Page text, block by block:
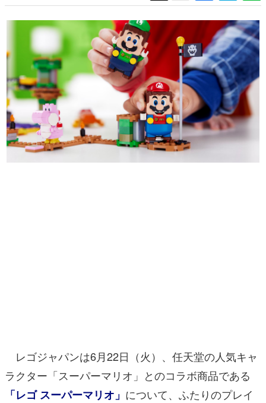
ゲームに多大な影響を受けた作家さんに取材し、ゲームが
日本のコンテンツ産業やカルチャーに与えた影響を探る企
画です。
日本モバイルゲーム産業史
日本のモバイルゲーム史における主要なトピック・タイト
ルを網羅するほか、開発者へのインタビューや識者による
解説を掲載。約20年の歴史が一望できる決定版！
若ゲのいたり〜ゲームクリエイターの青春〜
『うつヌケ』『ペンと箸』等で知られるマンガ家・田中圭
一先生によるゲーム業界レポートマンガです。
アプリレビュー
その他
レゴジャパンは6月22日（火）、任天堂の人気キャ
ラクター「スーパーマリオ」とのコラボ商品である
「レゴ スーパーマリオ」 について、ふたりのプレイ